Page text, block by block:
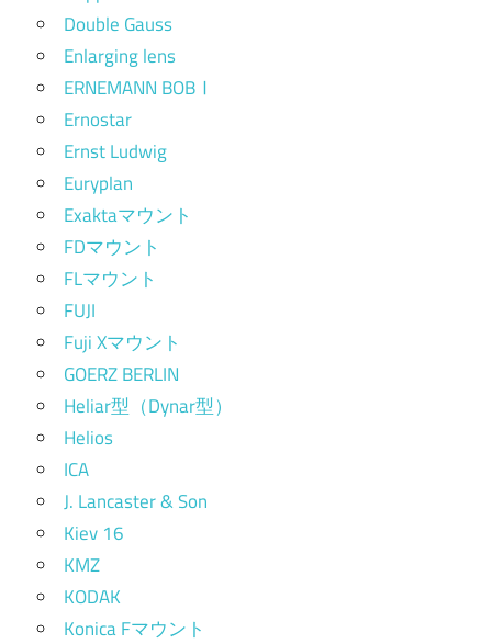
Double Gauss
Enlarging lens
ERNEMANN BOBⅠ
Ernostar
Ernst Ludwig
Euryplan
Exaktaマウント
FDマウント
FLマウント
FUJI
Fuji Xマウント
GOERZ BERLIN
Heliar型（Dynar型）
Helios
ICA
J. Lancaster & Son
Kiev 16
KMZ
KODAK
Konica Fマウント